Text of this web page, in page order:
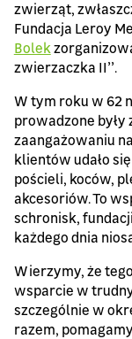
zwierząt,
Fundacja Leroy
Bolek
zwierzaczka II’’.
W tym roku w 62
prowadzone
zaangażowaniu
klientów udało
pościeli, koców,
akcesoriów. To
schronisk,
każdego dnia
Wierzymy, że
wsparcie w
szczególnie w
razem,